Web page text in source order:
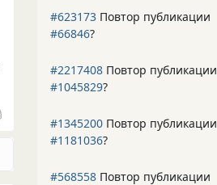
#623173 Повтор публикации
#66846?
#2217408 Повтор публикации
#1045829?
#1345200 Повтор публикации
#1181036?
#568558 Повтор публикации